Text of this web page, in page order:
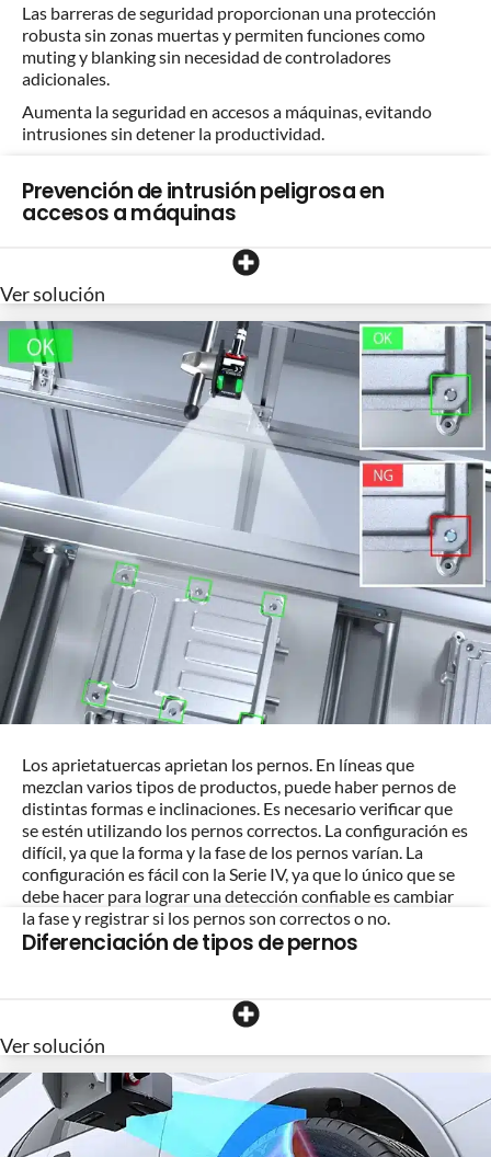
Las barreras de seguridad proporcionan una protección
robusta sin zonas muertas y permiten funciones como
muting y blanking sin necesidad de controladores
adicionales.
Aumenta la seguridad en accesos a máquinas, evitando
intrusiones sin detener la productividad.
Prevención de intrusión peligrosa en
accesos a máquinas
Ver solución
Los aprietatuercas aprietan los pernos. En líneas que
mezclan varios tipos de productos, puede haber pernos de
distintas formas e inclinaciones. Es necesario verificar que
se estén utilizando los pernos correctos. La configuración es
difícil, ya que la forma y la fase de los pernos varían. La
configuración es fácil con la Serie IV, ya que lo único que se
debe hacer para lograr una detección confiable es cambiar
la fase y registrar si los pernos son correctos o no.
Diferenciación de tipos de pernos
Ver solución